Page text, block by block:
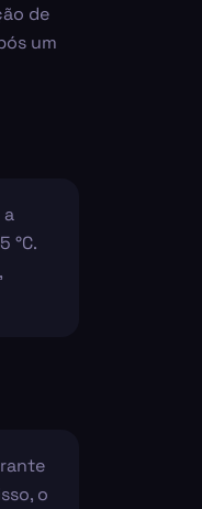
de
um
a
°C.
o